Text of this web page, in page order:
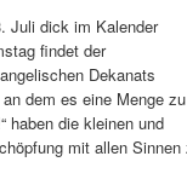
Juli dick im Kalender
findet der
Dekanats
dem es eine Menge zu
haben die kleinen und
mit allen Sinnen